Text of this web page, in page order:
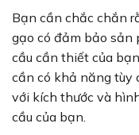
Bạn cần chắc chắn
gạo có đảm bảo sản
cầu cần thiết của
cần có khả năng tùy
với kích thước và
cầu của bạn.